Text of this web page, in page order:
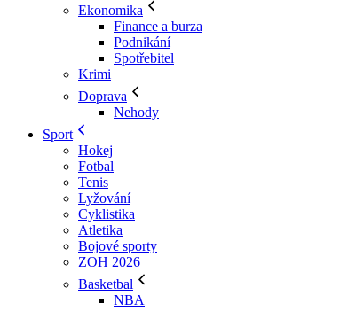
Ekonomika
Finance a burza
Podnikání
Spotřebitel
Krimi
Doprava
Nehody
Sport
Hokej
Fotbal
Tenis
Lyžování
Cyklistika
Atletika
Bojové sporty
ZOH 2026
Basketbal
NBA